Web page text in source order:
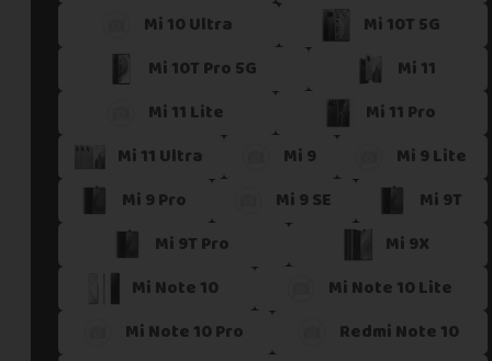
Si vous ne trouvez pas une offre correspondant aux
Vous pouvez éventuellement nous contacter.
Mi 10 Ultra
Mi 10T 5G
Mi 10T Pro 5G
Mi 11
Mi 11 Lite
Mi 11 Pro
Mi 11 Ultra
Mi 9
Mi 9 Lite
Mi 9 Pro
Mi 9 SE
Mi 9T
Mi 9T Pro
Mi 9X
Mi Note 10
Mi Note 10 Lite
Mi Note 10 Pro
Redmi Note 10